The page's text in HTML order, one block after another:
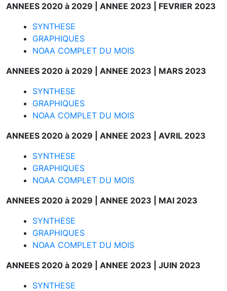
ANNEES 2020 à 2029 | ANNEE 2023 | FEVRIER 2023
SYNTHESE
GRAPHIQUES
NOAA COMPLET DU MOIS
ANNEES 2020 à 2029 | ANNEE 2023 | MARS 2023
SYNTHESE
GRAPHIQUES
NOAA COMPLET DU MOIS
ANNEES 2020 à 2029 | ANNEE 2023 | AVRIL 2023
SYNTHESE
GRAPHIQUES
NOAA COMPLET DU MOIS
ANNEES 2020 à 2029 | ANNEE 2023 | MAI 2023
SYNTHESE
GRAPHIQUES
NOAA COMPLET DU MOIS
ANNEES 2020 à 2029 | ANNEE 2023 | JUIN 2023
SYNTHESE